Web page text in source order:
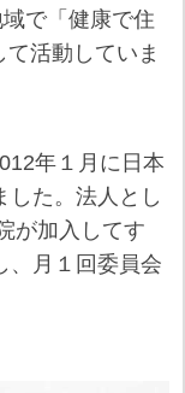
で「健康で住
活動していま
年１月に日本
した。法人とし
が加入してす
、月１回委員会